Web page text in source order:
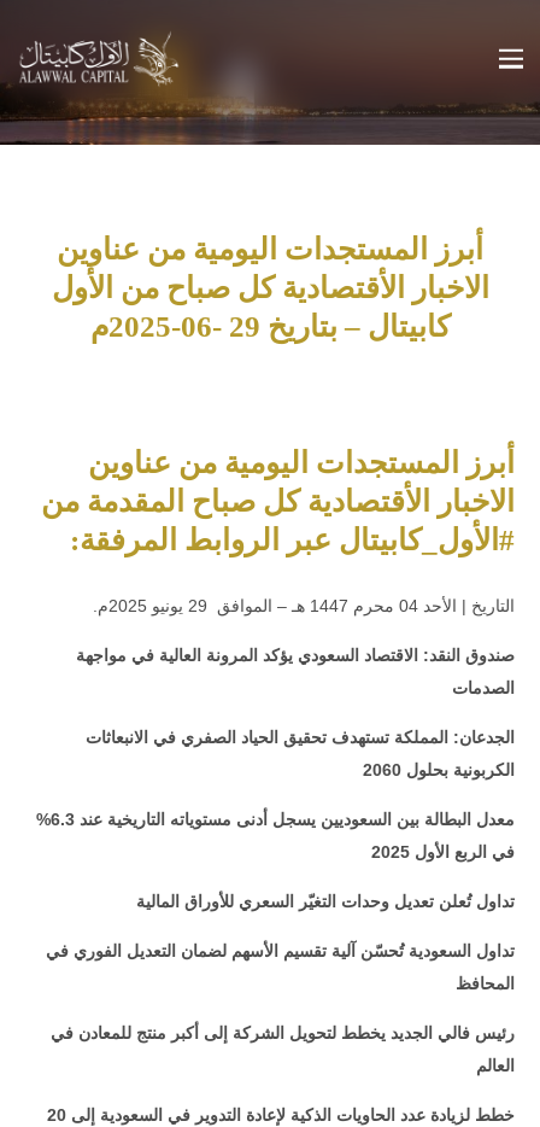
أبرز المستجدات اليومية من عناوين
الاخبار الأقتصادية كل صباح من الأول
كابيتال – بتاريخ 29 -06-2025م
أبرز المستجدات اليومية من عناوين
الاخبار الأقتصادية كل صباح المقدمة من
#الأول_كابيتال عبر الروابط المرفقة:
.التاريخ | الأحد 04 محرم 1447 هـ – الموافق 29 يونيو 2025م
صندوق النقد: الاقتصاد السعودي يؤكد المرونة العالية في مواجهة
الصدمات
الجدعان: المملكة تستهدف تحقيق الحياد الصفري في الانبعاثات
الكربونية بحلول 2060
معدل البطالة بين السعوديين يسجل أدنى مستوياته التاريخية عند 6.3%
في الربع الأول 2025
تداول تُعلن تعديل وحدات التغيّر السعري للأوراق المالية
تداول السعودية تُحسّن آلية تقسيم الأسهم لضمان التعديل الفوري في
المحافظ
رئيس فالي الجديد يخطط لتحويل الشركة إلى أكبر منتج للمعادن في
العالم
خطط لزيادة عدد الحاويات الذكية لإعادة التدوير في السعودية إلى 20